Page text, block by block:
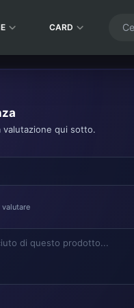
CARD
valutazione qui sotto.
valutare